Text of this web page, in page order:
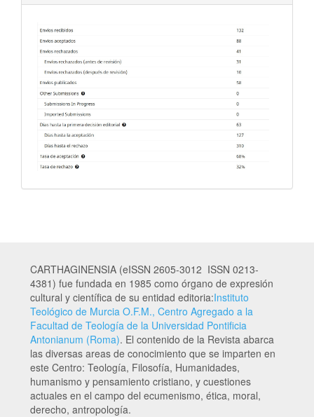
CARTHAGINENSIA (eISSN 2605-3012 ISSN 0213-
4381) fue fundada en 1985 como órgano de expresión
cultural y científica de su entidad editoria:Instituto
Teológico de Murcia O.F.M., Centro Agregado a la
Facultad de Teología de la Universidad Pontificia
Antonianum (Roma). El contenido de la Revista abarca
las diversas areas de conocimiento que se imparten en
este Centro: Teología, Filosofía, Humanidades,
humanismo y pensamiento cristiano, y cuestiones
actuales en el campo del ecumenismo, ética, moral,
derecho, antropología.